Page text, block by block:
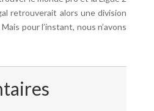
retrouverait alors une division
pour l’instant, nous n’avons